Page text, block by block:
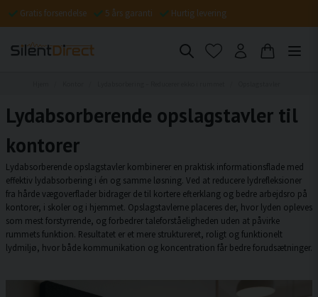
Gratis forsendelse 5 års garanti Hurtig levering
Lydabsorberende opslagstavler til
kontorer
Lydabsorberende opslagstavler kombinerer en praktisk informationsflade med
effektiv lydabsorbering i én og samme løsning. Ved at reducere lydrefleksioner
fra hårde vægoverflader bidrager de til kortere efterklang og bedre arbejdsro på
kontorer, i skoler og i hjemmet. Opslagstavlerne placeres der, hvor lyden opleves
som mest forstyrrende, og forbedrer taleforståeligheden uden at påvirke
rummets funktion. Resultatet er et mere struktureret, roligt og funktionelt
lydmiljø, hvor både kommunikation og koncentration får bedre forudsætninger.